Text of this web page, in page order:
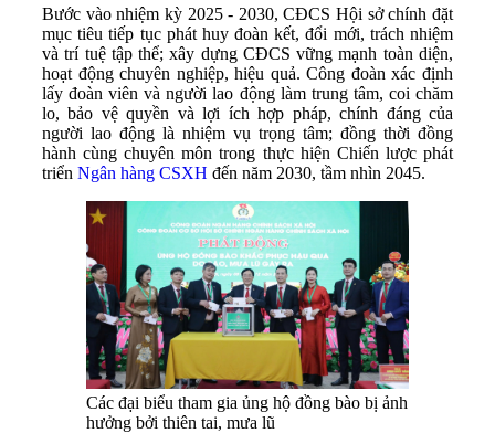
Bước vào nhiệm kỳ 2025 - 2030, CĐCS Hội sở chính đặt
mục tiêu tiếp tục phát huy đoàn kết, đổi mới, trách nhiệm
và trí tuệ tập thể; xây dựng CĐCS vững mạnh toàn diện,
hoạt động chuyên nghiệp, hiệu quả. Công đoàn xác định
lấy đoàn viên và người lao động làm trung tâm, coi chăm
lo, bảo vệ quyền và lợi ích hợp pháp, chính đáng của
người lao động là nhiệm vụ trọng tâm; đồng thời đồng
hành cùng chuyên môn trong thực hiện Chiến lược phát
triển Ngân hàng CSXH đến năm 2030, tầm nhìn 2045.
Các đại biểu tham gia ủng hộ đồng bào bị ảnh
hưởng bởi thiên tai, mưa lũ